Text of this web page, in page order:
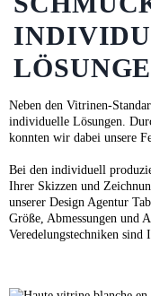
Neben den Vitrinen-
individuelle Lösungen.
konnten wir dabei unsere
Bei den individuell
Ihrer Skizzen und
unserer Design Agentur
Größe, Abmessungen und
Veredelungstechniken sind